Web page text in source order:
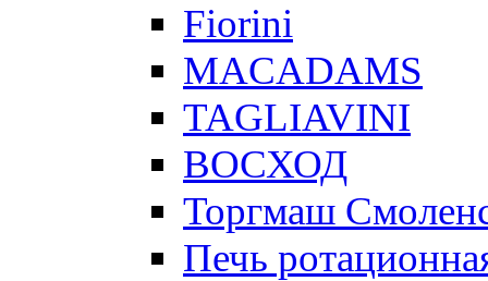
Fiorini
MACADAMS
TAGLIAVINI
ВОСХОД
Торгмаш
Печь